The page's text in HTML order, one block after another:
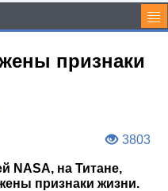
признаки
3803
NASA, на Титане,
признаки жизни.